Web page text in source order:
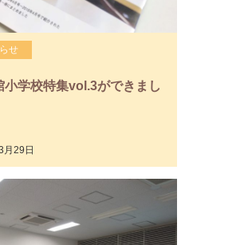
せ
小学校特集vol.3ができまし
月29日